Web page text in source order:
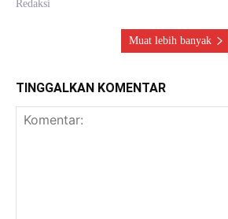
Redaksi
Muat lebih banyak
TINGGALKAN KOMENTAR